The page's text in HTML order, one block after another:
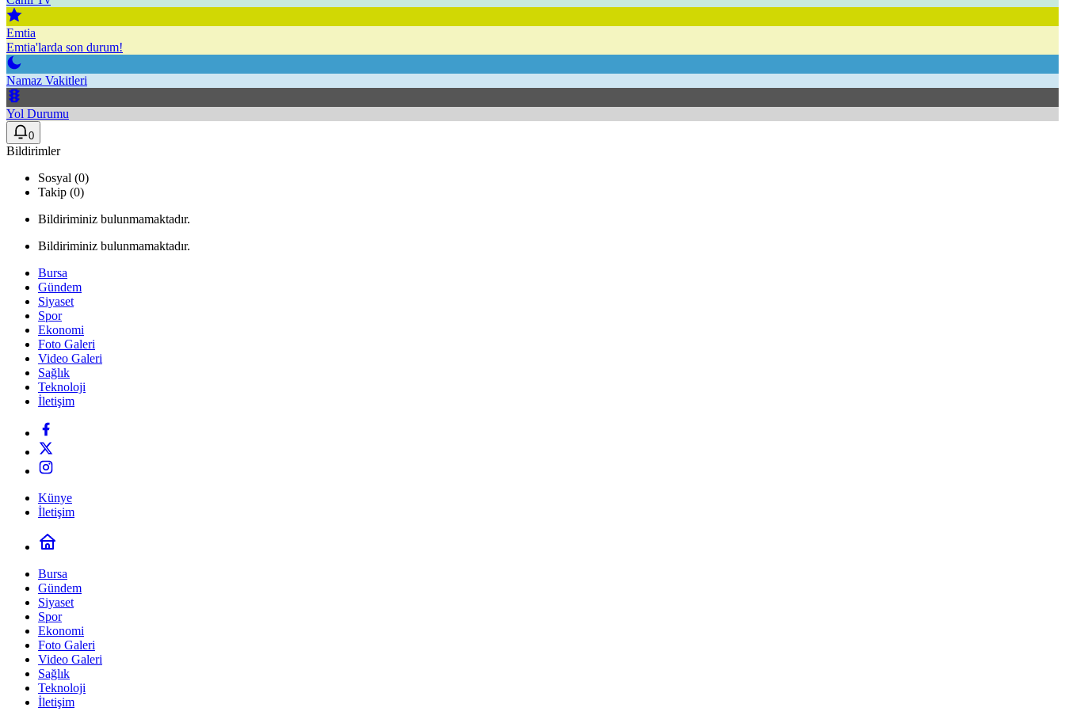
Emtia
Emtia'larda son durum!
Namaz Vakitleri
Yol Durumu
0
Bildirimler
Sosyal (0)
Takip (0)
Bildiriminiz bulunmamaktadır.
Bildiriminiz bulunmamaktadır.
Bursa
Gündem
Siyaset
Spor
Ekonomi
Foto Galeri
Video Galeri
Sağlık
Teknoloji
İletişim
Künye
İletişim
Bursa
Gündem
Siyaset
Spor
Ekonomi
Foto Galeri
Video Galeri
Sağlık
Teknoloji
İletişim